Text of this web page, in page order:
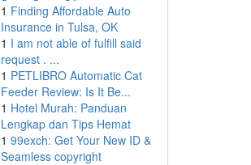
1 Finding Affordable Auto
Insurance in Tulsa, OK
1 I am not able of fulfill said
request . ...
1 PETLIBRO Automatic Cat
Feeder Review: Is It Be...
1 Hotel Murah: Panduan
Lengkap dan Tips Hemat
1 99exch: Get Your New ID &
Seamless copyright